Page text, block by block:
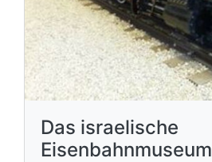
Das israelische
Eisenbahnmuseum